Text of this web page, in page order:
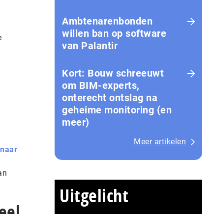
Ambtenarenbonden
willen ban op software
van Palantir
Kort: Bouw schreeuwt
om BIM-experts,
onterecht ontslag na
geheime monitoring (en
meer)
Meer artikelen
Uitgelicht